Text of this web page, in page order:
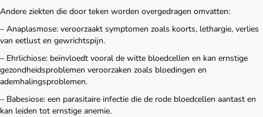
Andere ziekten die door teken worden overgedragen omvatten:
– Anaplasmose: veroorzaakt symptomen zoals koorts, lethargie, verlies
van eetlust en gewrichtspijn.
– Ehrlichiose: beïnvloedt vooral de witte bloedcellen en kan ernstige
gezondheidsproblemen veroorzaken zoals bloedingen en
ademhalingsproblemen.
– Babesiose: een parasitaire infectie die de rode bloedcellen aantast en
kan leiden tot ernstige anemie.